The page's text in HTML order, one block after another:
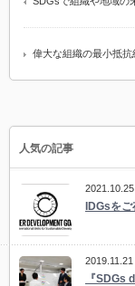
偉大な組織の最小抵
人気の記事
2021.10.25
IDGsをご
2019.11.21
『SDGs